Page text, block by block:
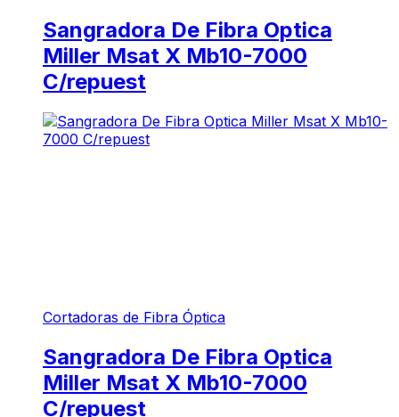
Sangradora De Fibra Optica
Miller Msat X Mb10-7000
C/repuest
Cortadoras de Fibra Óptica
Sangradora De Fibra Optica
Miller Msat X Mb10-7000
C/repuest